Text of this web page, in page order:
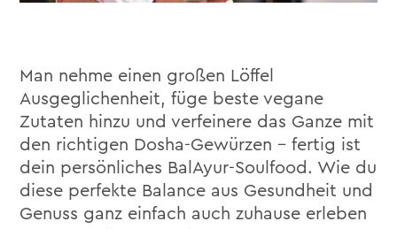
Man nehme einen großen Löffel
Ausgeglichenheit, füge beste vegane
Zutaten hinzu und verfeinere das Ganze mit
den richtigen Dosha-Gewürzen – fertig ist
dein persönliches BalAyur-Soulfood. Wie du
diese perfekte Balance aus Gesundheit und
Genuss ganz einfach auch zuhause erleben